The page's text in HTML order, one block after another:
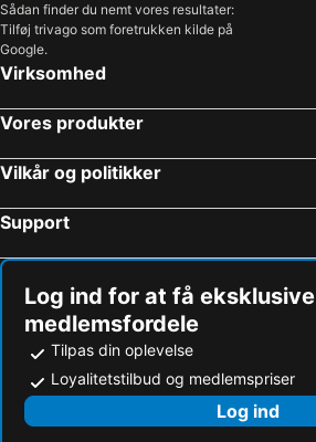
Sådan finder du nemt vores resultater:
Tilføj trivago som foretrukken kilde på
Google.
Virksomhed
Vores produkter
Vilkår og politikker
Support
Log ind for at få eksklusive
medlemsfordele
Tilpas din oplevelse
Loyalitetstilbud og medlemspriser
Log ind